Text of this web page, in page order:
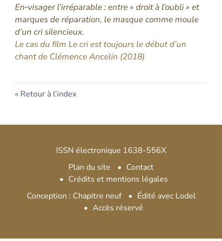
En‑visager l’irréparable : entre « droit à l’oubli » et
marques de réparation, le masque comme moule
d’un cri silencieux.
Le cas du film Le cri est toujours le début d’un
chant de Clémence Ancelin (2018)
Retour à l’index
ISSN électronique 1638-556X
Plan du site
Contact
Crédits et mentions légales
Conception : Chapitre neuf
Édité avec Lodel
Accès réservé